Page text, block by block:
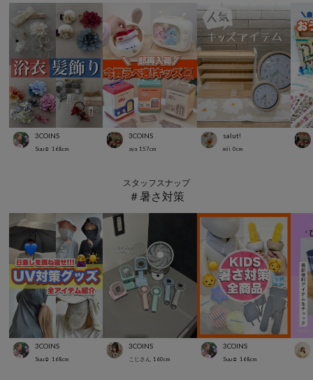
3COINS
Suu☺︎ 168cm
3COINS
aya 157cm
salut!
mii 0cm
スタッフスナップ
＃暑さ対策
3COINS
Suu☺︎ 168cm
3COINS
こじさん 160cm
3COINS
Suu☺︎ 168cm